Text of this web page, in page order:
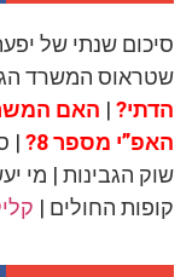
סיכום שנתי של
שטראוס המשרד
הדתי? | האם
האפ”י מספר 8?
שוק הגבינות | מי
קופות החולים |